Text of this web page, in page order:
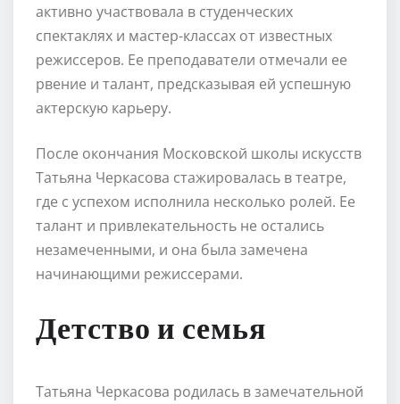
активно участвовала в студенческих
спектаклях и мастер-классах от известных
режиссеров. Ее преподаватели отмечали ее
рвение и талант, предсказывая ей успешную
актерскую карьеру.
После окончания Московской школы искусств
Татьяна Черкасова стажировалась в театре,
где с успехом исполнила несколько ролей. Ее
талант и привлекательность не остались
незамеченными, и она была замечена
начинающими режиссерами.
Детство и семья
Татьяна Черкасова родилась в замечательной